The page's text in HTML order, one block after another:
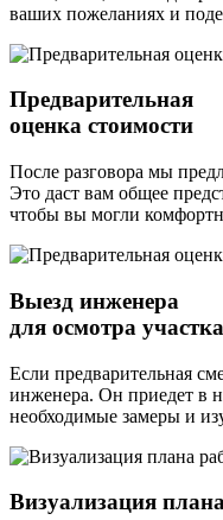
ваших пожеланиях и
Предварительная
оценка стоимости
После разговора мы
Это даст вам общее
чтобы вы могли
Выезд инженера
для осмотра участка
Если предварительная
инженера. Он приедет в
необходимые замеры и
Визуализация